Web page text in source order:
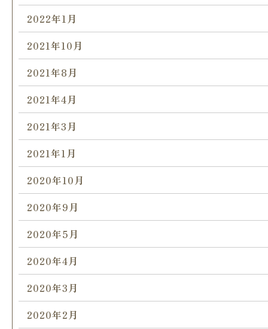
2022年1月
2021年10月
2021年8月
2021年4月
2021年3月
2021年1月
2020年10月
2020年9月
2020年5月
2020年4月
2020年3月
2020年2月